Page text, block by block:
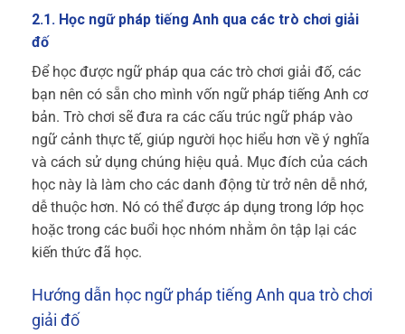
2.1. Học ngữ pháp tiếng Anh qua các trò chơi giải
đố
Để học được ngữ pháp qua các trò chơi giải đố, các
bạn nên có sẵn cho mình vốn ngữ pháp tiếng Anh cơ
bản. Trò chơi sẽ đưa ra các cấu trúc ngữ pháp vào
ngữ cảnh thực tế, giúp người học hiểu hơn về ý nghĩa
và cách sử dụng chúng hiệu quả. Mục đích của cách
học này là làm cho các danh động từ trở nên dễ nhớ,
dễ thuộc hơn. Nó có thể được áp dụng trong lớp học
hoặc trong các buổi học nhóm nhằm ôn tập lại các
kiến thức đã học.
Hướng dẫn học ngữ pháp tiếng Anh qua trò chơi
giải đố